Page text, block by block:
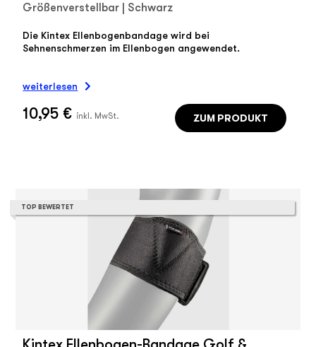
Größenverstellbar | Schwarz
Die Kintex Ellenbogenbandage wird bei
Sehnenschmerzen im Ellenbogen angewendet.
weiterlesen
10,95 € inkl. MwSt. ZUM PRODUKT
TOP BEWERTET